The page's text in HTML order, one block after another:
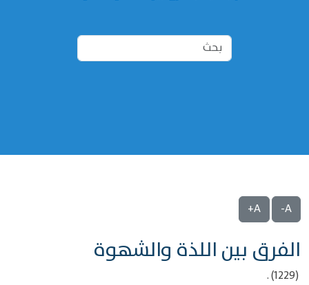
A-
A+
الفرق بين اللذة والشهوة
(1229) .